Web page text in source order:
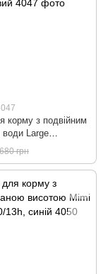
корму з подвійним
Large
коричневий
680 грн